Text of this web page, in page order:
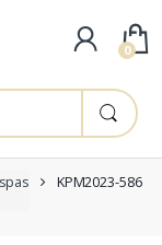
KPM2023-586
0